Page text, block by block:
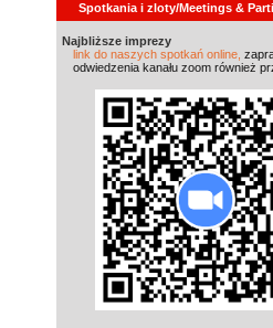
Spotkania i zloty/Meetings &
Najbliższe imprezy
link do naszych spotkań online,
odwiedzenia kanału zoom również